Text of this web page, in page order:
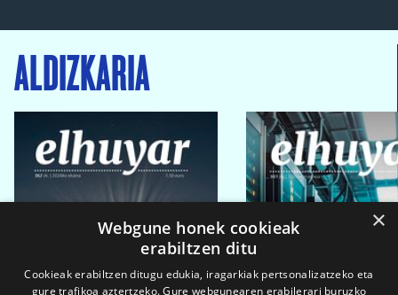
ALDIZKARIA
×
Webgune honek cookieak
erabiltzen ditu
Cookieak erabiltzen ditugu edukia, iragarkiak pertsonalizatzeko eta
gure trafikoa aztertzeko. Gure webgunearen erabilerari buruzko